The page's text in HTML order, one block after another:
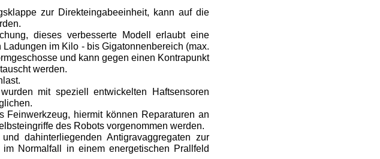
zur Direkteingabeeinheit, kann auf die
dieses verbesserte Modell erlaubt eine
im Kilo - bis Gigatonnenbereich (max.
und kann gegen einen Kontrapunkt
werden.
mit speziell entwickelten Haftsen­soren
Feinwerkzeug, hiermit können Reparaturen an
des Robots vorgenommen werden.
dahinterliegenden Antigravaggregaten zur
Normalfall in einem energetischen Prallfeld